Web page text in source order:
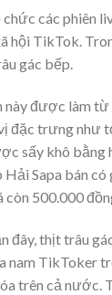
các phiên
hội TikTok.
gác bếp.
này được làm
đặc trưng như
sấy khô bằng
Sapa bán có
500.000
đây, thịt trâu
nam TikToker
trên cả nước.